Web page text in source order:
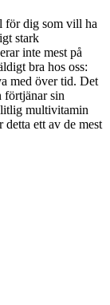
för dig som vill ha
stark
inte mest på
bra hos oss:
med över tid. Det
förtjänar sin
multivitamin
detta ett av de mest